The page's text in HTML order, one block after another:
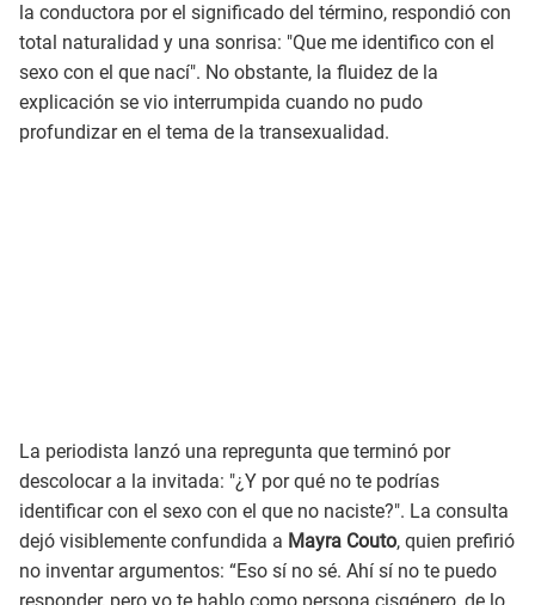
la conductora por el significado del término, respondió con
total naturalidad y una sonrisa: "Que me identifico con el
sexo con el que nací". No obstante, la fluidez de la
explicación se vio interrumpida cuando no pudo
profundizar en el tema de la transexualidad.
La periodista lanzó una repregunta que terminó por
descolocar a la invitada: "¿Y por qué no te podrías
identificar con el sexo con el que no naciste?". La consulta
dejó visiblemente confundida a Mayra Couto, quien prefirió
no inventar argumentos: “Eso sí no sé. Ahí sí no te puedo